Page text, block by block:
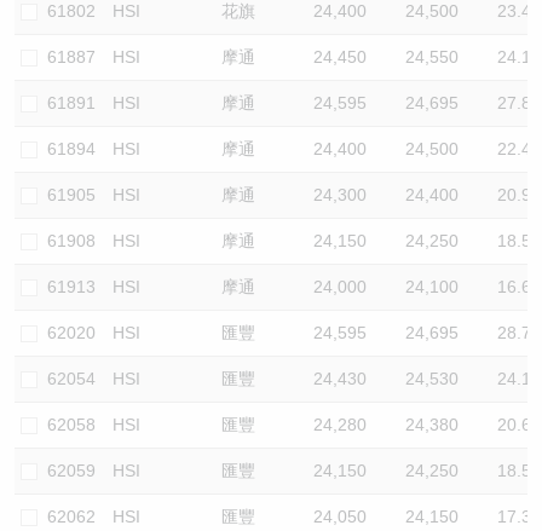
61802 HSI 花旗 24,400 24,500 23.4
61887 HSI 摩通 24,450 24,550 24.1
61891 HSI 摩通 24,595 24,695 27.8
61894 HSI 摩通 24,400 24,500 22.4
61905 HSI 摩通 24,300 24,400 20.9
61908 HSI 摩通 24,150 24,250 18.5
61913 HSI 摩通 24,000 24,100 16.6
62020 HSI 匯豐 24,595 24,695 28.7
62054 HSI 匯豐 24,430 24,530 24.1
62058 HSI 匯豐 24,280 24,380 20.6
62059 HSI 匯豐 24,150 24,250 18.5
62062 HSI 匯豐 24,050 24,150 17.3